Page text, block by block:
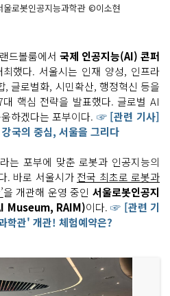
로봇인공지능과학관 ©이소현
드볼룸에서 국제 인공지능(AI) 콘퍼
최했다. 서울시는 인재 양성, 인프라
글로벌화, 시민확산, 행정혁신 등을
핵심 전략을 발표했다. 글로벌 AI
하겠다는 포부이다. ☞ [관련 기사]
국의 중심, 서울을 그리다
는 포부에 맞춘 로봇과 인공지능의
. 바로 서울시가 전국 최초로 로봇과
을 개관해 운영 중인서울로봇인공지
Museum, RAIM)이다.☞ [관련 기
학관' 개관! 체험예약은?